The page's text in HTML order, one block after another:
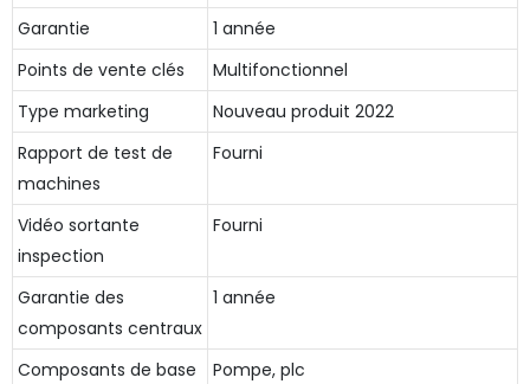
Garantie
1 année
Points de vente clés
Multifonctionnel
Type marketing
Nouveau produit 2022
Rapport de test de
machines
Fourni
Vidéo sortante
inspection
Fourni
Garantie des
composants centraux
1 année
Composants de base Pompe, plc